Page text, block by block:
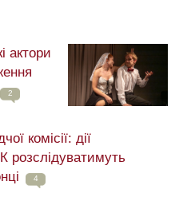
актори
2
комісії: дії
розслідуватимуть
4